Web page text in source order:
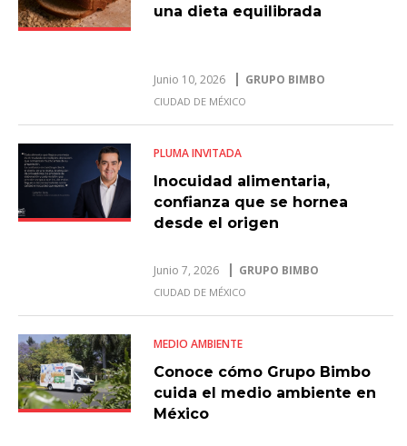
una dieta equilibrada
Junio 10, 2026 GRUPO BIMBO
CIUDAD DE MÉXICO
PLUMA INVITADA
Inocuidad alimentaria,
confianza que se hornea
desde el origen
Junio 7, 2026 GRUPO BIMBO
CIUDAD DE MÉXICO
MEDIO AMBIENTE
Conoce cómo Grupo Bimbo
cuida el medio ambiente en
México